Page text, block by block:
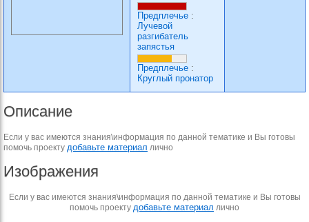
Предплечье :
Лучевой
разгибатель
запястья
Предплечье :
Круглый пронатор
Описание
Если у вас имеются знания\информация по данной тематике и Вы готовы
помочь проекту добавьте материал лично
Изображения
Если у вас имеются знания\информация по данной тематике и Вы готовы
помочь проекту добавьте материал лично